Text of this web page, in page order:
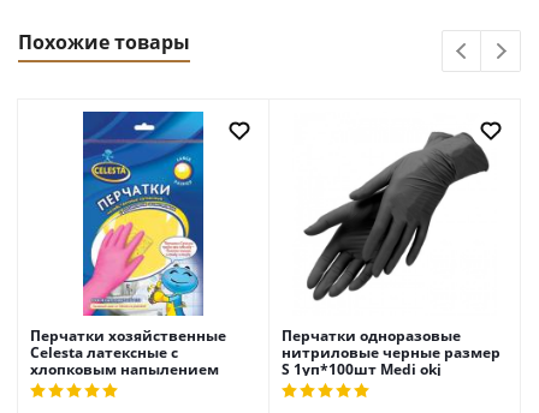
Похожие товары
Перчатки хозяйственные
Celesta латексные с
хлопковым напылением
размер S
Перчатки одноразовые
нитриловые черные размер
S 1уп*100шт Medi okj